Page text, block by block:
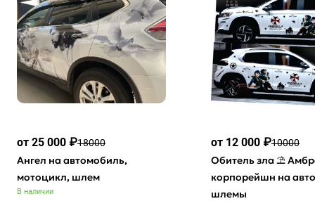
от 25 000 ₽18000
Ангел на автомобиль,
мотоцикл, шлем
В наличии
от 12 000 ₽10000
Обитель зла ⛱
корпорейшн на
шлемы